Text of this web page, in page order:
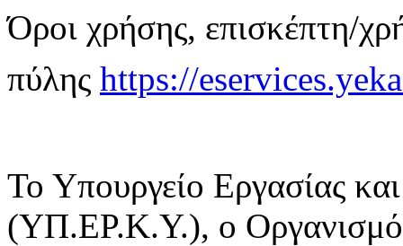
Όροι χρήσης, επισκέπτη/
πύλης https://
Το Υπουργείο Εργασίας
(ΥΠ.ΕΡ.Κ.Υ.), ο